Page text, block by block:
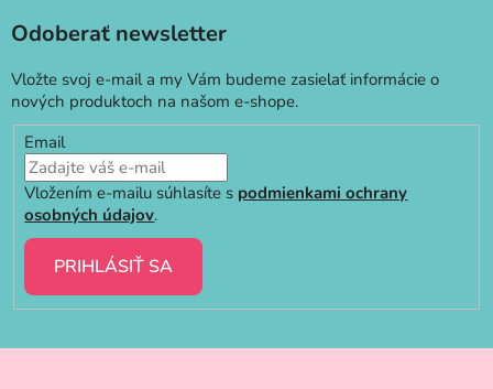
Odoberať newsletter
Vložte svoj e-mail a my Vám budeme zasielať informácie o
nových produktoch na našom e-shope.
Email
Vložením e-mailu súhlasíte s podmienkami ochrany
osobných údajov.
PRIHLÁSIŤ SA